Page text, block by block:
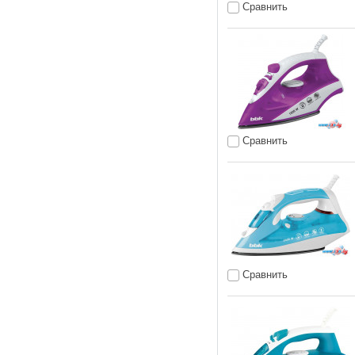
Сравнить
Сравнить
Сравнить